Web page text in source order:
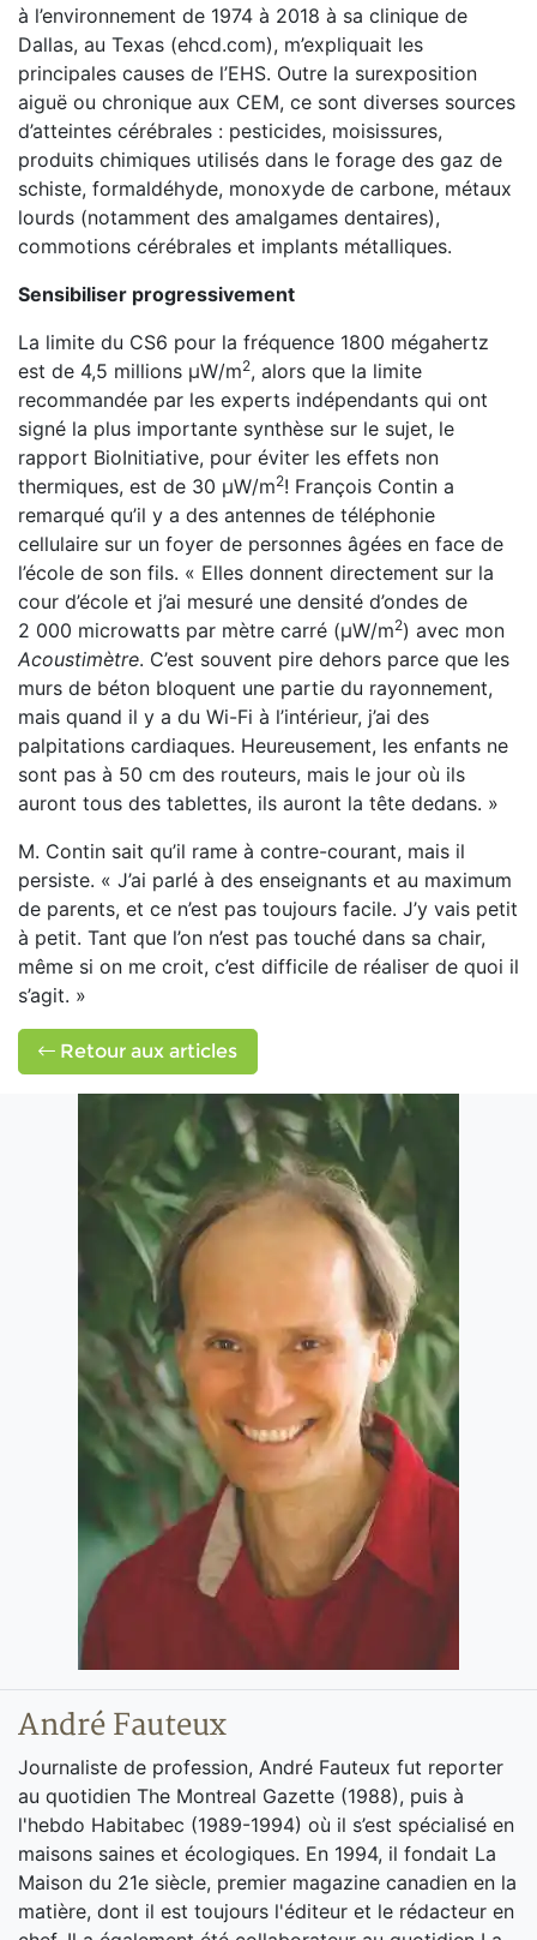
à l’environnement de 1974 à 2018 à sa clinique de
Dallas, au Texas (ehcd.com), m’expliquait les
principales causes de l’EHS. Outre la surexposition
aiguë ou chronique aux CEM, ce sont diverses sources
d’atteintes cérébrales : pesticides, moisissures,
produits chimiques utilisés dans le forage des gaz de
schiste, formaldéhyde, monoxyde de carbone, métaux
lourds (notamment des amalgames dentaires),
commotions cérébrales et implants métalliques.
Sensibiliser progressivement
La limite du CS6 pour la fréquence 1800 mégahertz
est de 4,5 millions µW/m2, alors que la limite
recommandée par les experts indépendants qui ont
signé la plus importante synthèse sur le sujet, le
rapport BioInitiative, pour éviter les effets non
thermiques, est de 30 µW/m2! François Contin a
remarqué qu’il y a des antennes de téléphonie
cellulaire sur un foyer de personnes âgées en face de
l’école de son fils. « Elles donnent directement sur la
cour d’école et j’ai mesuré une densité d’ondes de
2 000 microwatts par mètre carré (µW/m2) avec mon
Acoustimètre. C’est souvent pire dehors parce que les
murs de béton bloquent une partie du rayonnement,
mais quand il y a du Wi-Fi à l’intérieur, j’ai des
palpitations cardiaques. Heureusement, les enfants ne
sont pas à 50 cm des routeurs, mais le jour où ils
auront tous des tablettes, ils auront la tête dedans. »
M. Contin sait qu’il rame à contre-courant, mais il
persiste. « J’ai parlé à des enseignants et au maximum
de parents, et ce n’est pas toujours facile. J’y vais petit
à petit. Tant que l’on n’est pas touché dans sa chair,
même si on me croit, c’est difficile de réaliser de quoi il
s’agit. »
Retour aux articles
André Fauteux
Journaliste de profession, André Fauteux fut reporter
au quotidien The Montreal Gazette (1988), puis à
l'hebdo Habitabec (1989-1994) où il s’est spécialisé en
maisons saines et écologiques. En 1994, il fondait La
Maison du 21e siècle, premier magazine canadien en la
matière, dont il est toujours l'éditeur et le rédacteur en